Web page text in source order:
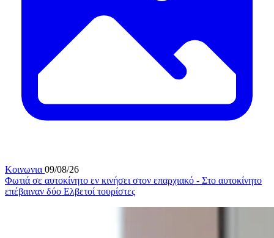
Κοινωνια 09/08/26
Φωτιά σε αυτοκίνητο εν κινήσει στον επαρχιακό - Στο αυτοκίνητο
επέβαιναν δύο Ελβετοί τουρίστες